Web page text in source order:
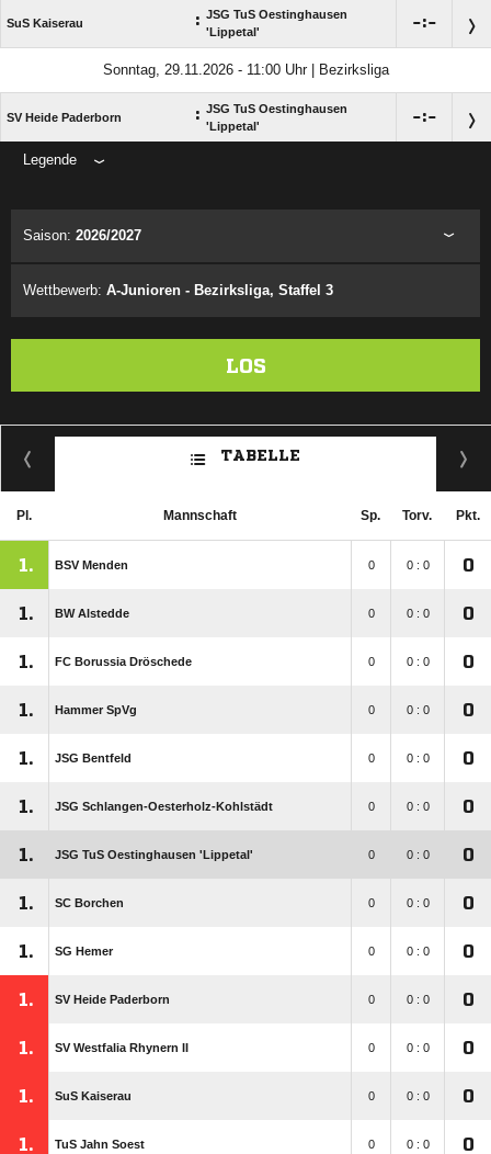
SuS Kaiserau : JSG TuS Oestinghausen
'Lippetal'
:
Sonntag, 29.11.2026 - 11:00 Uhr | Bezirksliga
SV Heide Paderborn : JSG TuS Oestinghausen
'Lippetal'
:
Legende
Saison: 2026/2027
Wettbewerb: A-Junioren - Bezirksliga, Staffel 3
LOS
TABELLE
Pl. Mannschaft Sp. Torv. Pkt.
1. BSV Menden 0 0 : 0 0
1. BW Alstedde 0 0 : 0 0
1. FC Borussia Dröschede 0 0 : 0 0
1. Hammer SpVg 0 0 : 0 0
1. JSG Bentfeld 0 0 : 0 0
1. JSG Schlangen-Oesterholz-Kohlstädt 0 0 : 0 0
1. JSG TuS Oestinghausen 'Lippetal' 0 0 : 0 0
1. SC Borchen 0 0 : 0 0
1. SG Hemer 0 0 : 0 0
1. SV Heide Paderborn 0 0 : 0 0
1. SV Westfalia Rhynern II 0 0 : 0 0
1. SuS Kaiserau 0 0 : 0 0
1. TuS Jahn Soest 0 0 : 0 0